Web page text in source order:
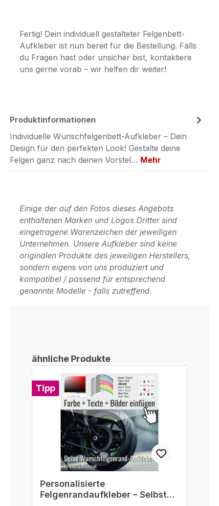
Fertig! Dein individuell gestalteter Felgenbett-
Aufkleber ist nun bereit für die Bestellung. Falls
du Fragen hast oder unsicher bist, kontaktiere
uns gerne vorab – wir helfen dir weiter!
Produktinformationen
Individuelle Wunschfelgenbett-Aufkleber – Dein
Design für den perfekten Look! Gestalte deine
Felgen ganz nach deinen Vorstel… Mehr
Einige der auf den Fotos dieses Angebots
enthaltenen Marken und Logos Dritter sind
eingetragene Warenzeichen der jeweiligen
Unternehmen. Unsere Aufkleber sind keine
originalen Produkte des jeweiligen Herstellers,
sondern eigens von uns produziert und
kompatibel / passend für entsprechend
genannte Modelle - falls zutreffend.
Produktgalerie überspringen
ähnliche Produkte
Tipp
Personalisierte
Felgenrandaufkleber – Selbst